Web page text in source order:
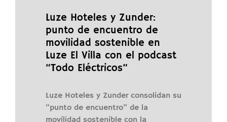
Luze Hoteles y Zunder:
punto de encuentro de
movilidad sostenible en
Luze El Villa con el podcast
“Todo Eléctricos”
Luze Hoteles y Zunder consolidan su
“punto de encuentro” de la